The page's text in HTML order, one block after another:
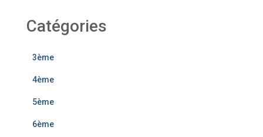
Catégories
3ème
4ème
5ème
6ème